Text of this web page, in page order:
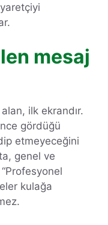
mesaj
ilk ekrandır.
gördüğü
etmeyeceğini
genel ve
kulağa